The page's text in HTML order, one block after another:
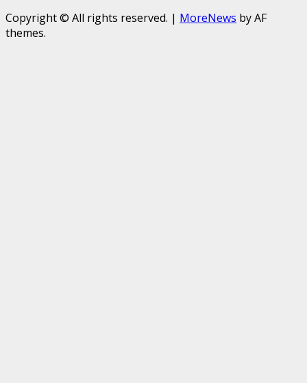
Copyright © All rights reserved. | MoreNews by AF
themes.